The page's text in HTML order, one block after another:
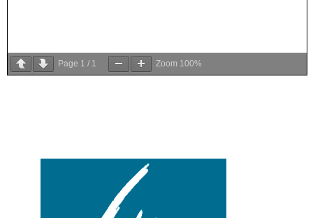
Page 1 / 1 Zoom 100%